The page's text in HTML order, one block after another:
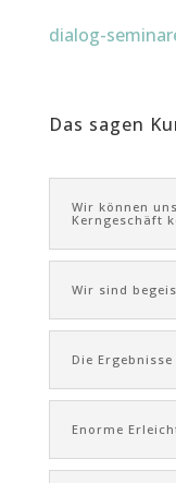
dialog-
Das sagen
Wir können
Kerngeschäft
Wir sind
Die
Enorme